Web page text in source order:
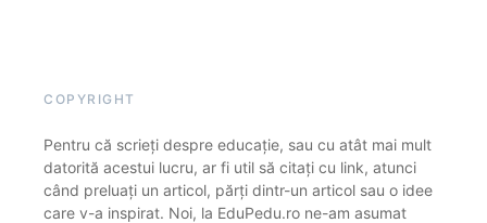
COPYRIGHT
Pentru că scrieți despre educație, sau cu atât mai mult
datorită acestui lucru, ar fi util să citați cu link, atunci
când preluați un articol, părți dintr-un articol sau o idee
care v-a inspirat. Noi, la EduPedu.ro ne-am asumat